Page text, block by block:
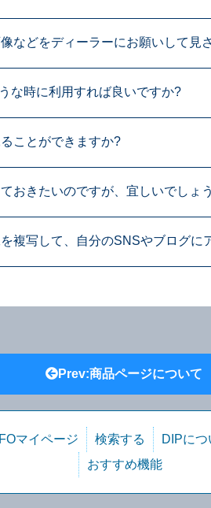
などをディーラーにお願いして見
な時に利用すれば良いですか?
ことができますか?
おきたいのですが、宜しいでしょ
複写して、自分のSNSやブログに
Prev:商品ページについて
マイページ 検索する DIPにつ
おすすめ機能